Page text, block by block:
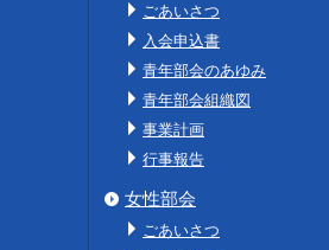
ごあいさつ
入会申込書
青年部会のあゆみ
青年部会組織図
事業計画
行事報告
女性部会
ごあいさつ